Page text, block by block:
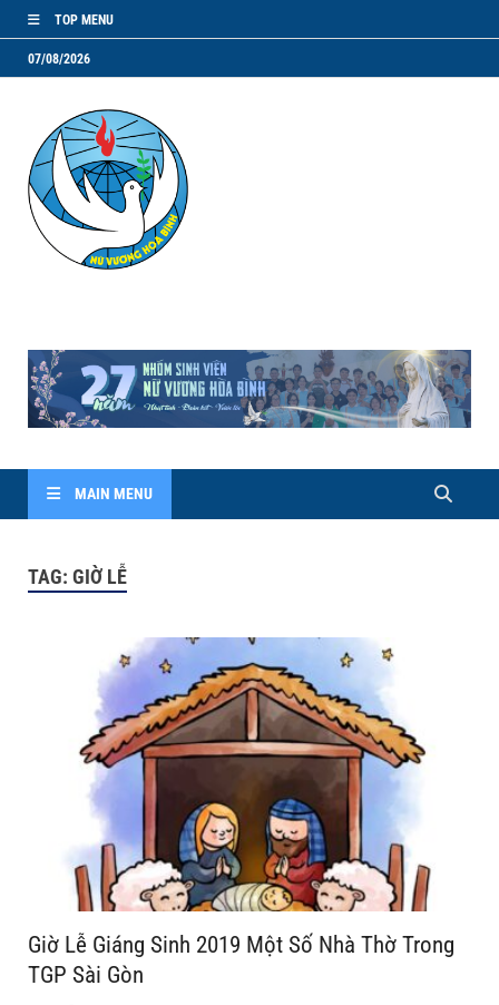
TOP MENU
07/08/2026
MAIN MENU
TAG: GIỜ LỄ
Giờ Lễ Giáng Sinh 2019 Một Số Nhà Thờ Trong
TGP Sài Gòn